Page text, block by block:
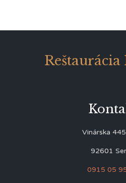
Reštaurácia
Vinárska
92601
0915 05